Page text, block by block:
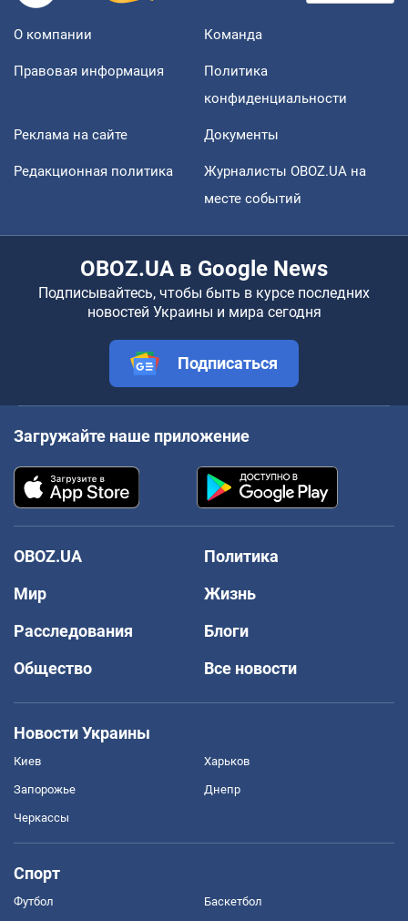
О компании Команда
Правовая информация
Политика
конфиденциальности
Реклама на сайте Документы
Редакционная политика
Журналисты OBOZ.UA на
месте событий
OBOZ.UA в Google News
Подписывайтесь, чтобы быть в курсе последних
новостей Украины и мира сегодня
Подписаться
Загружайте наше приложение
OBOZ.UA
Политика
Мир
Жизнь
Расследования
Блоги
Общество
Все новости
Новости Украины
Киев Харьков
Запорожье Днепр
Черкассы
Спорт
Футбол Баскетбол